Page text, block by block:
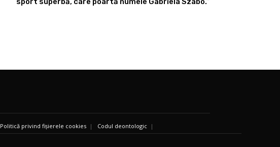
Politică privind fișierele cookies | Codul deontologic |